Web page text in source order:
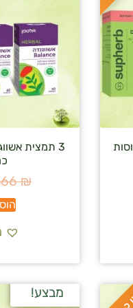
₪
מבצע!